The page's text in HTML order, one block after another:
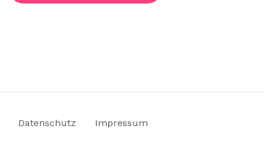
Datenschutz Impressum